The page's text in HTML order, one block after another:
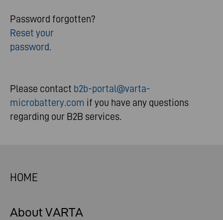
Password forgotten?
Reset your
password.
Please contact b2b-portal@varta-
microbattery.com if you have any questions
regarding our B2B services.
HOME
About VARTA